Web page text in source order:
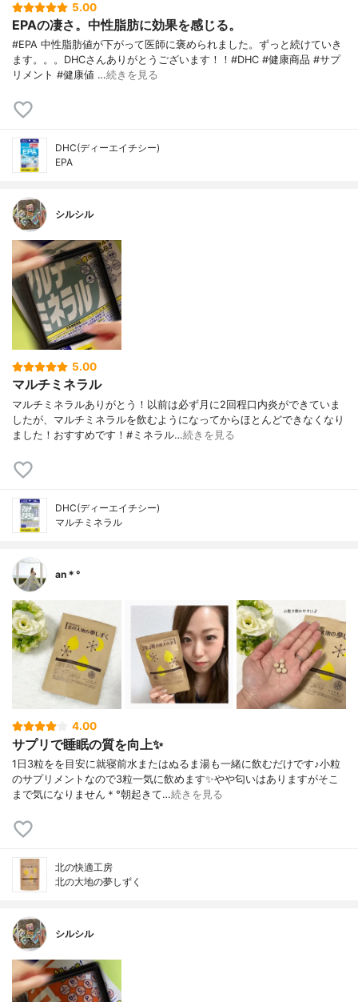
5.00
EPAの凄さ。中性脂肪に効果を感じる。
#EPA 中性脂肪値が下がって医師に褒められました。ずっと続けていき
ます。。。DHCさんありがとうございます！！#DHC #健康商品 #サプ
リメント #健康値 …続きを見る
DHC(ディーエイチシー)
EPA
シルシル
5.00
マルチミネラル
マルチミネラルありがとう！以前は必ず月に2回程口内炎ができていま
したが、マルチミネラルを飲むようになってからほとんどできなくなり
ました！おすすめです！#ミネラル…続きを見る
DHC(ディーエイチシー)
マルチミネラル
an＊°
4.00
サプリで睡眠の質を向上✨
1日3粒をを目安に就寝前水またはぬるま湯も一緒に飲むだけです♪小粒
のサプリメントなので3粒一気に飲めます✨やや匂いはありますがそこ
まで気になりません＊°朝起きて…続きを見る
北の快適工房
北の大地の夢しずく
シルシル